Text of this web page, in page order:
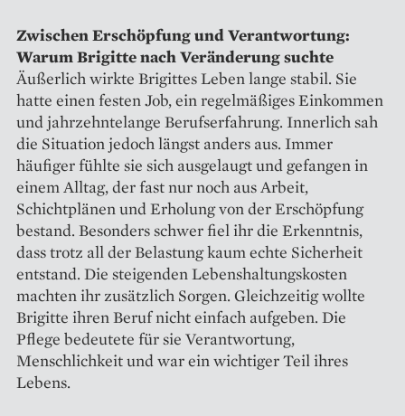
Zwischen Erschöpfung und Verantwortung:
Warum Brigitte nach Veränderung suchte
Äußerlich wirkte Brigittes Leben lange stabil. Sie
hatte einen festen Job, ein regelmäßiges Einkommen
und jahrzehntelange Berufserfahrung. Innerlich sah
die Situation jedoch längst anders aus. Immer
häufiger fühlte sie sich ausgelaugt und gefangen in
einem Alltag, der fast nur noch aus Arbeit,
Schichtplänen und Erholung von der Erschöpfung
bestand. Besonders schwer fiel ihr die Erkenntnis,
dass trotz all der Belastung kaum echte Sicherheit
entstand. Die steigenden Lebenshaltungskosten
machten ihr zusätzlich Sorgen. Gleichzeitig wollte
Brigitte ihren Beruf nicht einfach aufgeben. Die
Pflege bedeutete für sie Verantwortung,
Menschlichkeit und war ein wichtiger Teil ihres
Lebens.